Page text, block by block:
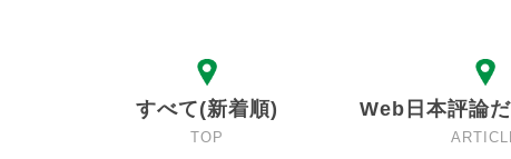
すべて(新着順)
TOP
Web日本評論